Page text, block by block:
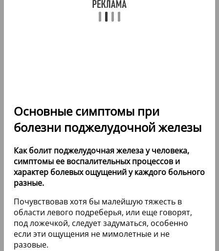
Основные симптомы при
болезни поджелудочной железы
Как болит поджелудочная железа у человека,
симптомы ее воспалительных процессов и
характер болевых ощущений у каждого больного
разные.
Почувствовав хотя бы малейшую тяжесть в
области левого подреберья, или еще говорят,
под ложечкой, следует задуматься, особенно
если эти ощущения не мимолетные и не
разовые.